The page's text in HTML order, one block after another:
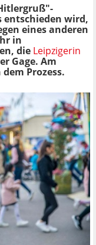
entschieden wird,
eines anderen
in
die Leipzigerin
Gage. Am
Prozess.